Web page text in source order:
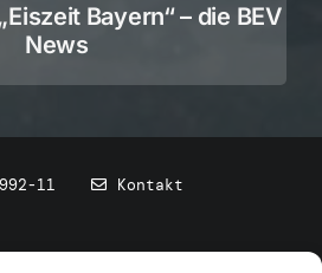
Bayern“ – die BEV
News
11 Kontakt